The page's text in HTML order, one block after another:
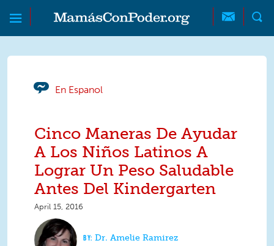
Skip to main content
Skip to main content
MamásConPoder
En Espanol
Cinco Maneras De Ayudar
A Los Niños Latinos A
Lograr Un Peso Saludable
Antes Del Kindergarten
April 15, 2016
Dr. Amelie Ramirez